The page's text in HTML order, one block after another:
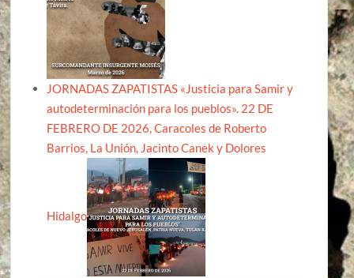
JORNADAS ZAPATISTAS «Justicia para Samir y
autodeterminación para los pueblos». 22 DE
FEBRERO DE 2026, Caracoles de Roberto
Barrios, La Unión, Jacinto Canek y Dolores
Hidalgo